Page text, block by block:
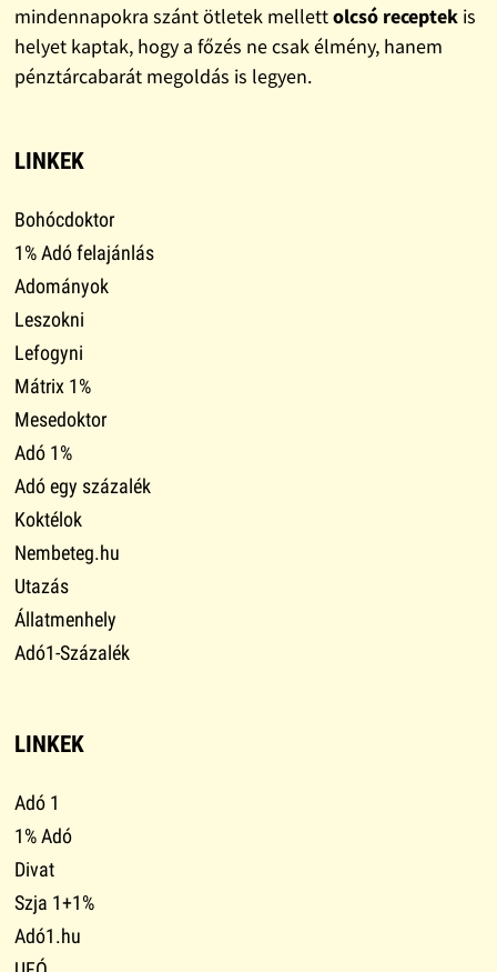
mindennapokra szánt ötletek mellettolcsó receptekis
helyet kaptak, hogy a főzés ne csak élmény, hanem
pénztárcabarát megoldás is legyen.
LINKEK
Bohócdoktor
1% Adó felajánlás
Adományok
Leszokni
Lefogyni
Mátrix 1%
Mesedoktor
Adó 1%
Adó egy százalék
Koktélok
Nembeteg.hu
Utazás
Állatmenhely
Adó1-Százalék
LINKEK
Adó 1
1% Adó
Divat
Szja 1+1%
Adó1.hu